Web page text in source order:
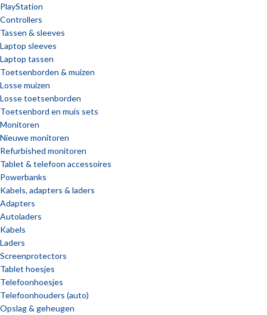
PlayStation
Controllers
Tassen & sleeves
Laptop sleeves
Laptop tassen
Toetsenborden & muizen
Losse muizen
Losse toetsenborden
Toetsenbord en muis sets
Monitoren
Nieuwe monitoren
Refurbished monitoren
Tablet & telefoon accessoires
Powerbanks
Kabels, adapters & laders
Adapters
Autoladers
Kabels
Laders
Screenprotectors
Tablet hoesjes
Telefoonhoesjes
Telefoonhouders (auto)
Opslag & geheugen